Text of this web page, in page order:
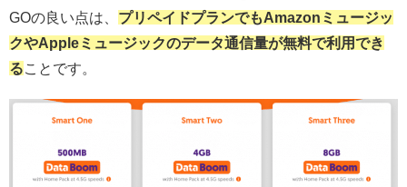
GOの良い点は、 プリペイドプランでもAmazonミュージッ
クやAppleミュージックのデータ通信量が無料で利用でき
る ことです。